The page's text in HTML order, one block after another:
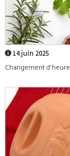
14 juin 2025
Changement